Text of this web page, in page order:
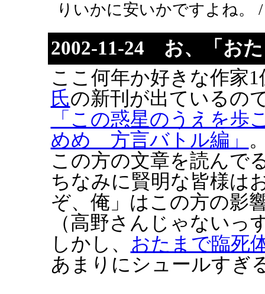
りいかに安いかですよね。
2002-11-24 お、「お
ここ何年か好きな作家
氏の新刊が出ているの
「この惑星のうえを歩
めめ 方言バトル編」
この方の文章を読んで
ちなみに賢明な皆様は
ぞ、俺」はこの方の影
（高野さんじゃないっ
しかし、 おたまで臨死
あまりにシュールすぎ